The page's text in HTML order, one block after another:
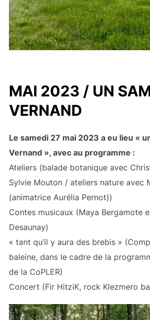
MAI 2023 / UN
VERNAND
Le samedi 27 mai 2023 a eu lieu «
Vernand », avec au programme :
Ateliers (balade botanique avec
Sylvie Mouton / ateliers nature avec
(animatrice Aurélia Pernot))
Contes musicaux (Maya Bergamote
Desaunay)
« tant qu’il y aura des brebis »
baleine, dans le cadre de la
de la CoPLER)
Concert (Fir HitziK, rock Klezmero